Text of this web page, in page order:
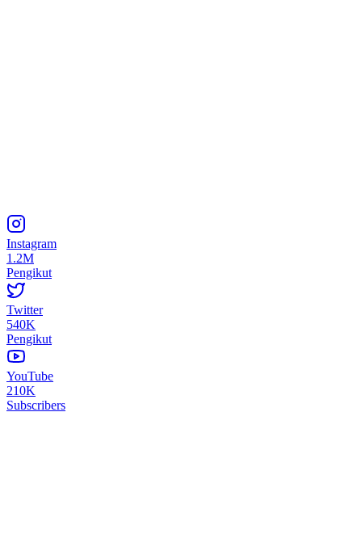
Instagram
1.2M
Pengikut
Twitter
540K
Pengikut
YouTube
210K
Subscribers